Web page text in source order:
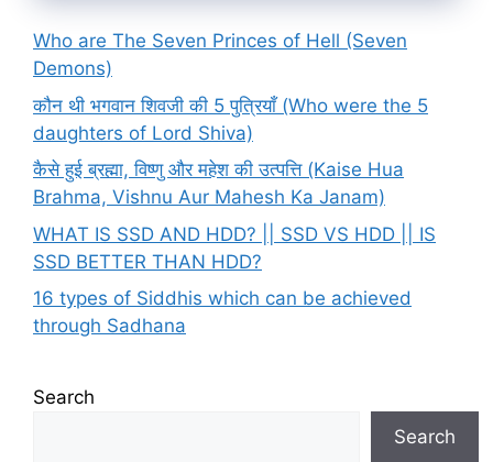
Who are The Seven Princes of Hell (Seven
Demons)
कौन थी भगवान शिवजी की 5 पुत्रियाँ (Who were the 5
daughters of Lord Shiva)
कैसे हुई ब्रह्मा, विष्णु और महेश की उत्पत्ति (Kaise Hua
Brahma, Vishnu Aur Mahesh Ka Janam)
WHAT IS SSD AND HDD? || SSD VS HDD || IS
SSD BETTER THAN HDD?
16 types of Siddhis which can be achieved
through Sadhana
Search
Search